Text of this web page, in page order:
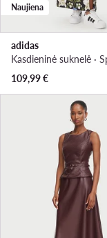
Naujiena
adidas
109,99€